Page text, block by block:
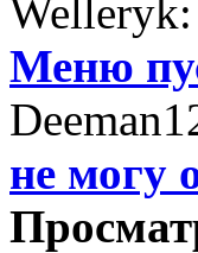
Меню
не могу